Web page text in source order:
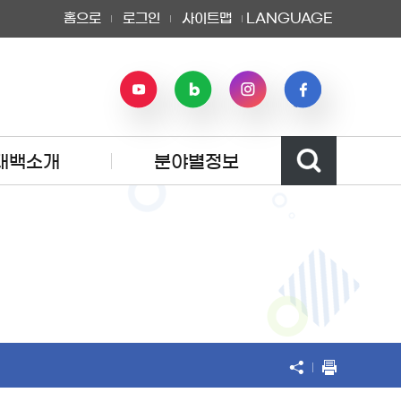
홈으로 로그인 사이트맵 LANGUAGE
백소개 분야별정보